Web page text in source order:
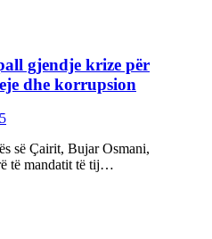
gjendje krize për
dhe korrupsion
së Çairit, Bujar Osmani,
të mandatit të tij…